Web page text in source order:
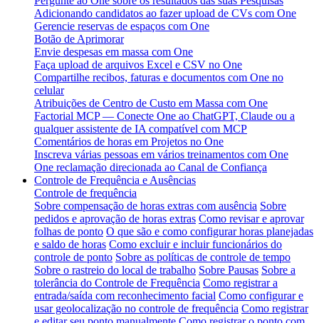
Adicionando candidatos ao fazer upload de CVs com One
Gerencie reservas de espaços com One
Botão de Aprimorar
Envie despesas em massa com One
Faça upload de arquivos Excel e CSV no One
Compartilhe recibos, faturas e documentos com One no
celular
Atribuições de Centro de Custo em Massa com One
Factorial MCP — Conecte One ao ChatGPT, Claude ou a
qualquer assistente de IA compatível com MCP
Comentários de horas em Projetos no One
Inscreva várias pessoas em vários treinamentos com One
One reclamação direcionada ao Canal de Confiança
Controle de Frequência e Ausências
Controle de frequência
Sobre compensação de horas extras com ausência Sobre
pedidos e aprovação de horas extras Como revisar e aprovar
folhas de ponto O que são e como configurar horas planejadas
e saldo de horas Como excluir e incluir funcionários do
controle de ponto Sobre as políticas de controle de tempo
Sobre o rastreio do local de trabalho Sobre Pausas Sobre a
tolerância do Controle de Frequência Como registrar a
entrada/saída com reconhecimento facial Como configurar e
usar geolocalização no controle de frequência Como registrar